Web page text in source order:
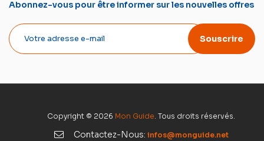
Abonnez-vous pour être informer sur les nouvelles offres
Souscrire
Copyright © 2026 Mon Guide . Tous droits réservés.
Contactez-Nous: infos@monguide.net